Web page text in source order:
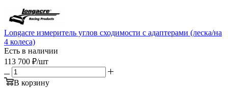
Longacre измеритель углов сходимости с адаптерами (леска/на
4 колеса)
Есть в наличии
113 700 ₽/шт
В корзину